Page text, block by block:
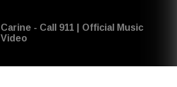
Carine - Call 911 | Official Music
Video